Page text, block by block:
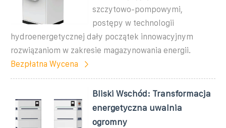
szczytowo-pompowymi,
postępy w technologii
hydroenergetycznej dały początek innowacyjnym
rozwiązaniom w zakresie magazynowania energii.
Bezpłatna Wycena
Bliski Wschód: Transformacja
energetyczna uwalnia
ogromny